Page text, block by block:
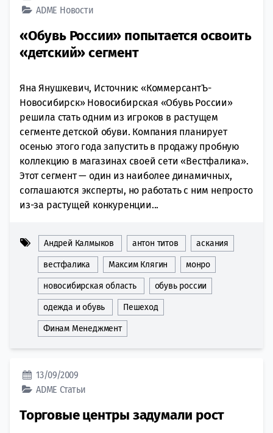
ADME Новости
«Обувь России» попытается освоить
«детский» сегмент
Яна Янушкевич, Источник: «КоммерсантЪ-
Новосибирск» Новосибирская «Обувь России»
решила стать одним из игроков в растущем
сегменте детской обуви. Компания планирует
осенью этого года запустить в продажу пробную
коллекцию в магазинах своей сети «Вестфалика».
Этот сегмент — один из наиболее динамичных,
соглашаются эксперты, но работать с ним непросто
из-за растущей конкуренции...
Андрей Калмыков антон титов аскания
вестфалика Максим Клягин монро
новосибирская область обувь россии
одежда и обувь Пешеход
Финам Менеджмент
13/09/2009
ADME Статьи
Торговые центры задумали рост